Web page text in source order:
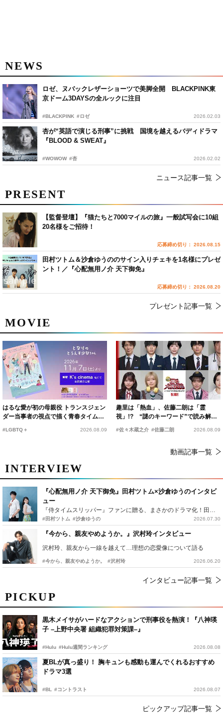
NEWS
ロゼ、ヌバックレザーショーツで美脚全開 BLACKPINK東
京ドーム3DAYSの全ルックに注目
#BLACKPINK #ロゼ 2026.02.03
杏が“英語で演じる刑事”に挑戦 国境を越えるバディドラマ
『BLOOD & SWEAT』
#WOWOW #杏 2026.02.02
ニュース記事一覧
PICKUP
黒木メイサがハードなアクションで刑事役を熱演！『八神瑛
子 –上野中央署 組織犯罪対策課–』
#Hulu #Hulu週間ランキング 2026.08.08
夏BLが真っ盛り！ 胸キュンも感動も運んでくれるおすすめ
ドラマ3選
#BL #コントラスト 2026.08.07
ピックアップ記事一覧
MOVIE
はるな愛が初の母親役 トランスジェン
ダー当事者の視点で描く青春タイムス
#LGBTQ＋ 2026.08.09
趣里は「熱血」、佐藤二朗は「霊
視」!? “謎のキーワード”で読み解く
『踊る大捜査線 N.E.W.』新メンバー
#佐々木蔵之介 #佐藤二朗 2026.08.09
動画記事一覧
INTERVIEW
『心配無用ノ介 天下御免』田村ツトム×沙倉ゆうのインタビ
ュー
『侍タイムスリッパー』ファンに贈る、まさかのドラマ化！田村ツトム×沙倉ゆうのが語る『心配無用ノ介』撮影秘話
#田村ツトム #沙倉ゆうの 2026.07.30
『今から、親友やめようか。』沢村玲インタビュー
沢村玲、親友から一線を越えて…理想の恋愛像について語る
#今から、親友やめようか。 #沢村玲 2026.06.20
インタビュー記事一覧
PRESENT
【監督登壇】『猫たちと7000マイルの旅』一般試写会に10組
20名様をご招待！
応募締め切り： 2026.08.15
田村ツトム＆沙倉ゆうののサイン入りチェキを1名様にプレゼ
ント！／『心配無用ノ介 天下御免』
応募締め切り： 2026.08.20
プレゼント記事一覧